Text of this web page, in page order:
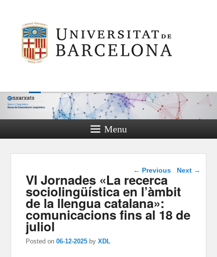
Menu
Post navigation
← Previous Next →
VI Jornades «La recerca
sociolingüística en l’àmbit
de la llengua catalana»:
comunicacions fins al 18 de
juliol
Posted on06-12-2025 byXDL